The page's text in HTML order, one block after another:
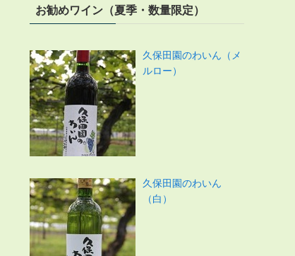
お勧めワイン（夏季・数量限定）
久保田園のわいん（メ
ルロー）
久保田園のわいん
（白）